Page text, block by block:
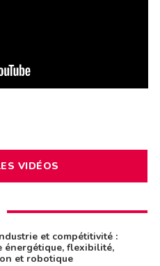
VIDÉOS
et compétitivité :
énergétique, flexibilité,
et robotique